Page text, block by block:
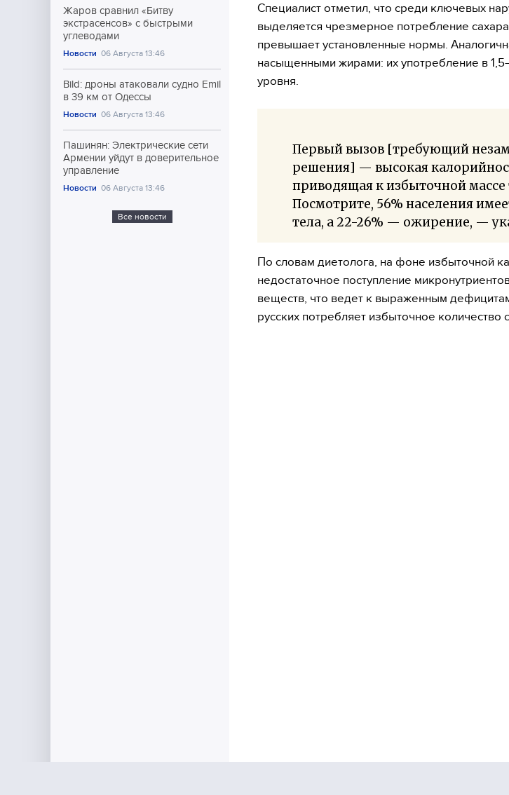
Жаров сравнил «Битву
экстрасенсов» с быстрыми
углеводами
Новости 06 Августа 13:46
Bild: дроны атаковали судно Emil
в 39 км от Одессы
Новости 06 Августа 13:46
Пашинян: Электрические сети
Армении уйдут в доверительное
управление
Новости 06 Августа 13:46
Все новости
Специалист отметил, что среди ключевых
выделяется чрезмерное потребление
превышает установленные нормы.
насыщенными жирами: их употребление в
уровня.
Первый вызов [требующий
решения] — высокая
приводящая к избыточной массе
Посмотрите, 56% населения
тела, а 22-26% — ожирение, —
По словам диетолога, на фоне избыточной
недостаточное поступление
веществ, что ведет к выраженным
русских потребляет избыточное количество